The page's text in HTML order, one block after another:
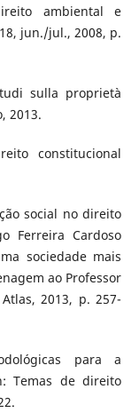
ambiental e
jun./jul., 2008, p.
sulla proprietà
2013.
constitucional
social no direito
Ferreira Cardoso
sociedade mais
ao Professor
2013, p. 257-
para a
Temas de direito